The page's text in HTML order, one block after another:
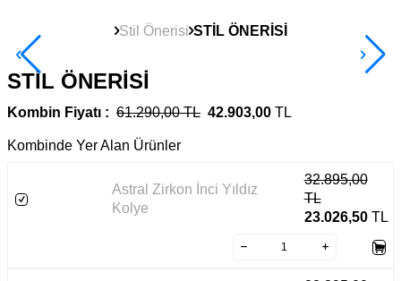
Stil Önerisi STİL ÖNERİSİ
STİL ÖNERİSİ
Kombin Fiyatı : 61.290,00 TL 42.903,00 TL
Kombinde Yer Alan Ürünler
Astral Zirkon İnci Yıldız
Kolye
32.895,00
TL
23.026,50TL